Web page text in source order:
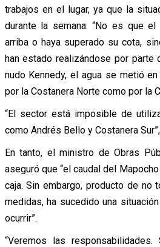
trabajos en el lugar, ya que la
durante la semana: “No es que
arriba o haya superado su cota,
han estado realizándose por parte
nudo Kennedy, el agua se metió
por la Costanera Norte como por la
“El sector está imposible de
como Andrés Bello y Costanera
En tanto, el ministro de Obras
aseguró que “el caudal del
caja. Sin embargo, producto de no
medidas, ha sucedido una
ocurrir”.
“Veremos las